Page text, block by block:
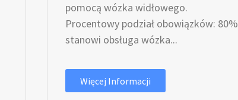
pomocą wózka widłowego.
Procentowy podział obowiązków: 80%
stanowi obsługa wózka...
Więcej Informacji